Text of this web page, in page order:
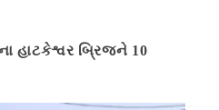
હાટકેશ્વર બ્રિજને 10